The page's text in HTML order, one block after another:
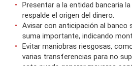
Presentar a la entidad bancaria
respalde el origen del dinero.
Avisar con anticipación al banco
suma importante, indicando
Evitar maniobras riesgosas,
varias transferencias para no